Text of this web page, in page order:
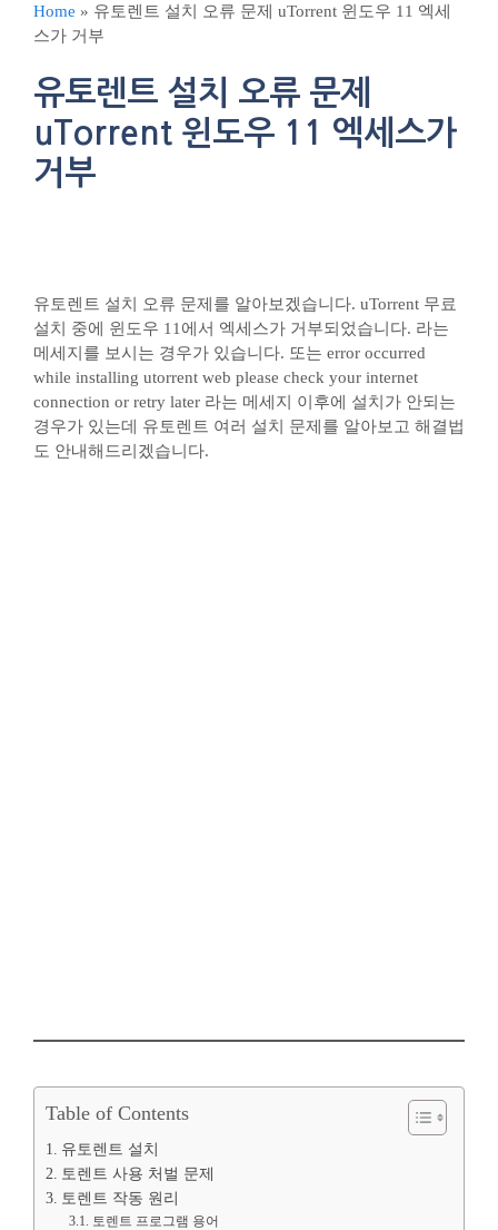
Home » 유토렌트 설치 오류 문제 uTorrent 윈도우 11 엑세
스가 거부
유토렌트 설치 오류 문제
uTorrent 윈도우 11 엑세스가
거부
유토렌트 설치 오류 문제를 알아보겠습니다. uTorrent 무료
설치 중에 윈도우 11에서 엑세스가 거부되었습니다. 라는
메세지를 보시는 경우가 있습니다. 또는 error occurred
while installing utorrent web please check your internet
connection or retry later 라는 메세지 이후에 설치가 안되는
경우가 있는데 유토렌트 여러 설치 문제를 알아보고 해결법
도 안내해드리겠습니다.
Table of Contents
유토렌트 설치
토렌트 사용 처벌 문제
토렌트 작동 원리
토렌트 프로그램 용어